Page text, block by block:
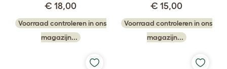
€ 18,00
Voorraad controleren in ons
magazijn...
€ 15,00
Voorraad controleren in ons
magazijn...